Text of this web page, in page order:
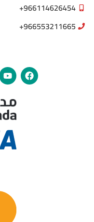
966114626454+
966553211665+